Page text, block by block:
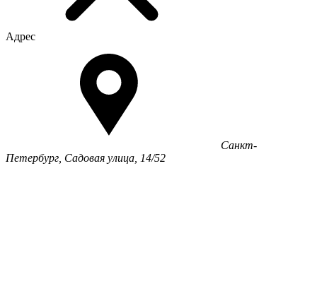
Адрес
Санкт-
Петербург, Садовая улица, 14/52